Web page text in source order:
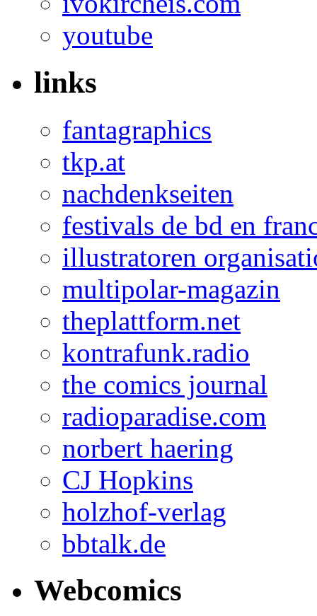
youtube
links
fantagraphics
tkp.at
nachdenkseiten
festivals de bd en
illustratoren
multipolar-magazin
theplattform.net
kontrafunk.radio
the comics journal
radioparadise.com
norbert haering
CJ Hopkins
holzhof-verlag
bbtalk.de
Webcomics